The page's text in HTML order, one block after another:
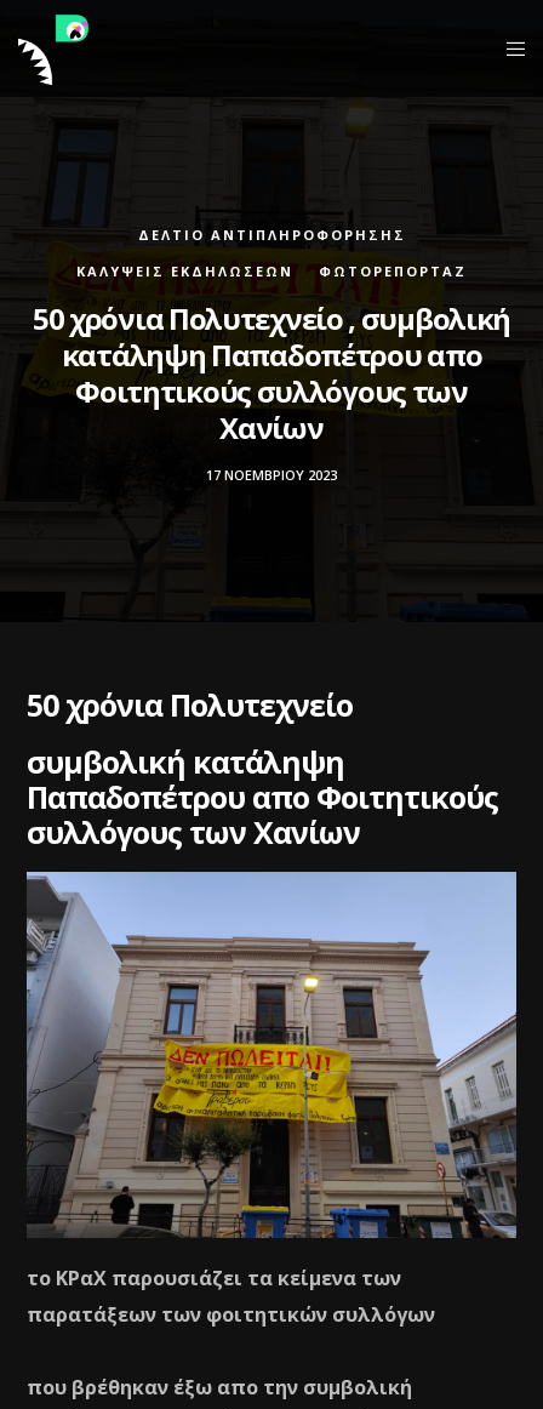
ΔΕΛΤΊΟ ΑΝΤΙΠΛΗΡΟΦΌΡΗΣΗΣ
ΚΑΛΎΨΕΙΣ ΕΚΔΗΛΏΣΕΩΝ
ΦΩΤΟΡΕΠΟΡΤΆΖ
50 χρόνια Πολυτεχνείο , συμβολική
κατάληψη Παπαδοπέτρου απο
Φοιτητικούς συλλόγους των
Χανίων
17 ΝΟΕΜΒΡΊΟΥ 2023
50 χρόνια Πολυτεχνείο
συμβολική κατάληψη
Παπαδοπέτρου απο Φοιτητικούς
συλλόγους των Χανίων
το ΚΡαΧ παρουσιάζει τα κείμενα των
παρατάξεων των φοιτητικών συλλόγων
που βρέθηκαν έξω απο την συμβολική